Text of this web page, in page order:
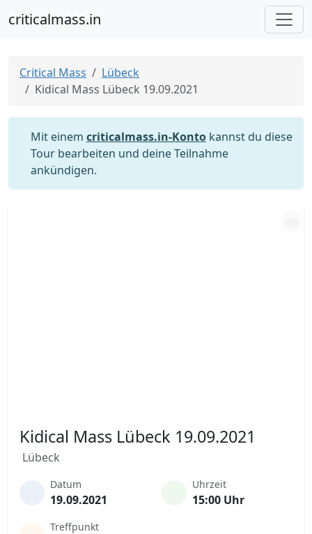
criticalmass.in
Critical Mass
Lübeck
Kidical Mass Lübeck 19.09.2021
Mit einem criticalmass.in-Konto kannst du diese
Tour bearbeiten und deine Teilnahme
ankündigen.
Kidical Mass Lübeck 19.09.2021
Lübeck
Datum
19.09.2021
Uhrzeit
15:00 Uhr
Treffpunkt